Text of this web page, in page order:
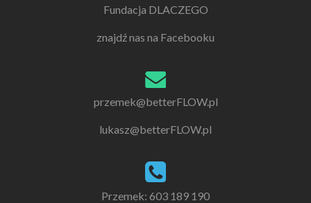
Fundacja DLACZEGO
znajdź nas na Facebooku
przemek@betterFLOW.pl
lukasz@betterFLOW.pl
Przemek: 603 189 190